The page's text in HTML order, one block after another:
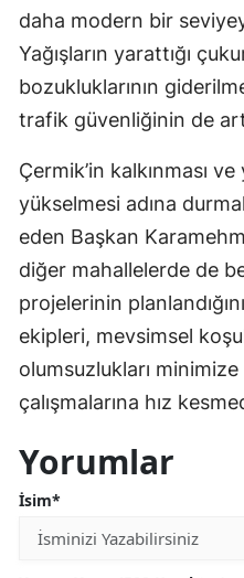
daha modern bir
Yağışların yarattığı
bozukluklarının
trafik güvenliğinin de
Çermik’in kalkınması
yükselmesi adına
eden Başkan
diğer mahallelerde de
projelerinin
ekipleri, mevsimsel
olumsuzlukları
çalışmalarına hız
Yorumlar
İsim*